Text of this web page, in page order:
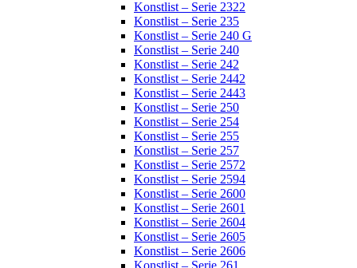
Konstlist – Serie 2322
Konstlist – Serie 235
Konstlist – Serie 240 G
Konstlist – Serie 240
Konstlist – Serie 242
Konstlist – Serie 2442
Konstlist – Serie 2443
Konstlist – Serie 250
Konstlist – Serie 254
Konstlist – Serie 255
Konstlist – Serie 257
Konstlist – Serie 2572
Konstlist – Serie 2594
Konstlist – Serie 2600
Konstlist – Serie 2601
Konstlist – Serie 2604
Konstlist – Serie 2605
Konstlist – Serie 2606
Konstlist – Serie 261